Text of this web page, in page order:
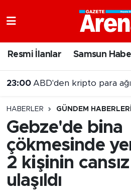
Resmi İlanlar Samsun
23:00 ABD'den kripto para
HABERLER GÜNDEM HABERLERI
Gebze'de bina
çökmesinde
2 kişinin
ulaşıldı
Samsun Namaz Vakitleri
Süper Lig Puan Durumu
Tüm Manşetler